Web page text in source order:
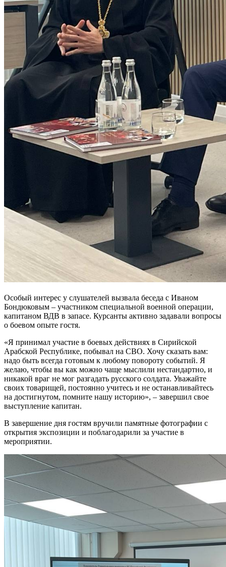
Особый интерес у слушателей вызвала беседа с Иваном
Бондюковым – участником специальной военной операции,
капитаном ВДВ в запасе. Курсанты активно задавали вопросы
о боевом опыте гостя.
«Я принимал участие в боевых действиях в Сирийской
Арабской Республике, побывал на СВО. Хочу сказать вам:
надо быть всегда готовым к любому повороту событий. Я
желаю, чтобы вы как можно чаще мыслили нестандартно, и
никакой враг не мог разгадать русского солдата. Уважайте
своих товарищей, постоянно учитесь и не останавливайтесь
на достигнутом, помните нашу историю», – завершил свое
выступление капитан.
В завершение дня гостям вручили памятные фотографии с
открытия экспозиции и поблагодарили за участие в
мероприятии.